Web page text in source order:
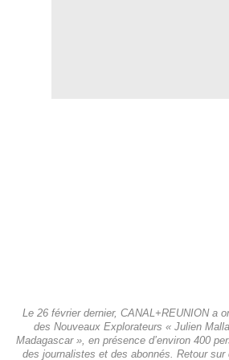
Le 26 février dernier, CANAL+REUNION a
des Nouveaux Explorateurs « Julien
Madagascar », en présence d’environ 400
des journalistes et des abonnés. Retour